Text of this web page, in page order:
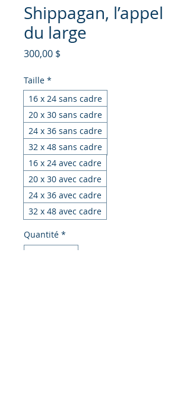
Shippagan, l’appel
du large
300,00 $
Taille *
16 x 24 sans cadre
20 x 30 sans cadre
24 x 36 sans cadre
32 x 48 sans cadre
16 x 24 avec cadre
20 x 30 avec cadre
24 x 36 avec cadre
32 x 48 avec cadre
Quantité *